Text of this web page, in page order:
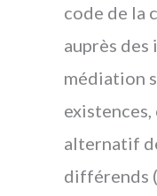
code de la
auprès des
médiation
alternatif
différends